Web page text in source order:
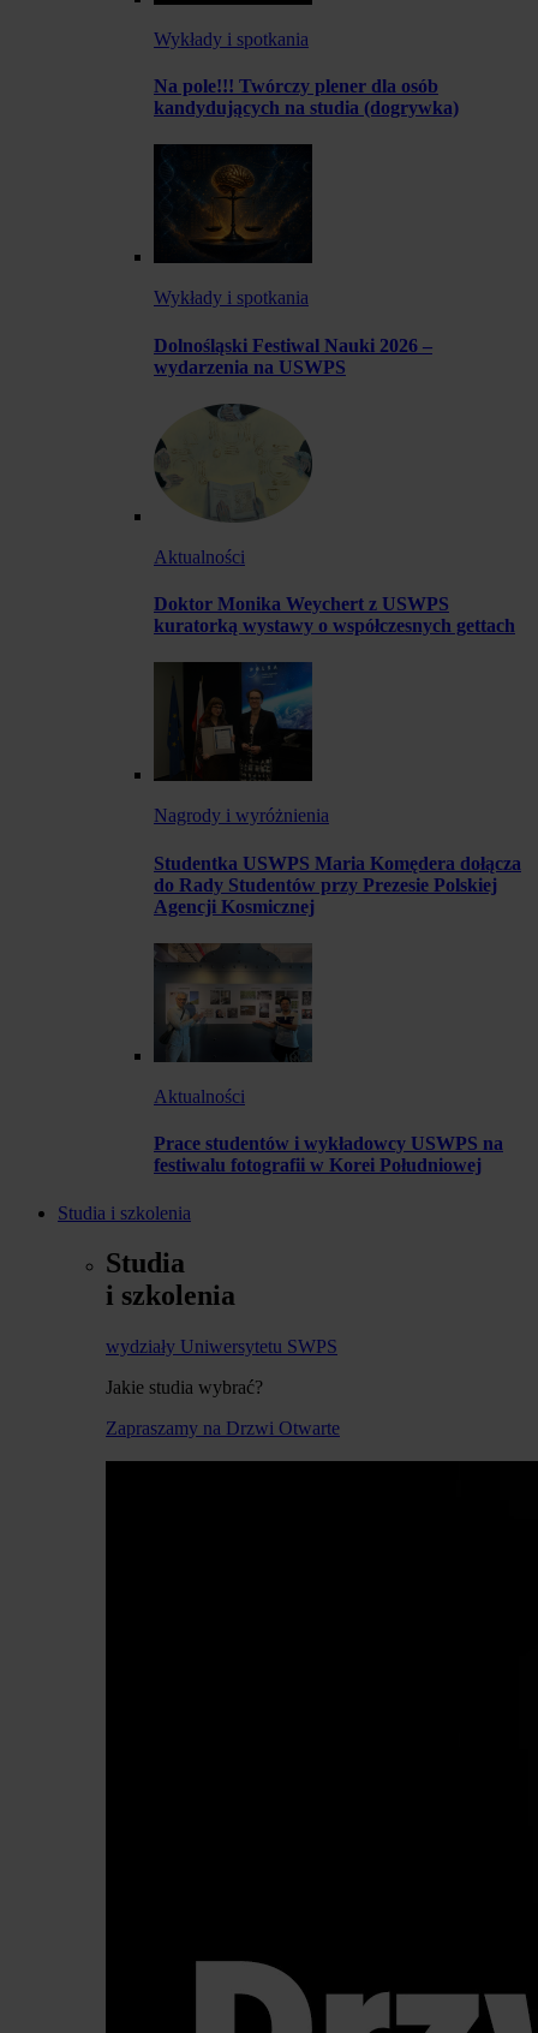
Wykłady i spotkania
Na pole!!! Twórczy plener dla osób
kandydujących na studia (dogrywka)
Wykłady i spotkania
Dolnośląski Festiwal Nauki 2026 –
wydarzenia na USWPS
Aktualności
Doktor Monika Weychert z USWPS
kuratorką wystawy o współczesnych gettach
Nagrody i wyróżnienia
Studentka USWPS Maria Komędera dołącza
do Rady Studentów przy Prezesie Polskiej
Agencji Kosmicznej
Aktualności
Prace studentów i wykładowcy USWPS na
festiwalu fotografii w Korei Południowej
Studia i szkolenia
Studia
i szkolenia
wydziały Uniwersytetu SWPS
Jakie studia wybrać?
Zapraszamy na Drzwi Otwarte